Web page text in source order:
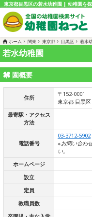
東京都目黒区の若水幼稚園 | 幼稚園を
ホーム 関東 東京都 目黒区 若水
若水幼稚園
園概要
住所
〒152-0001
東京都 目黒
最寄駅・アクセス
方法
電話番号
03-3712-5902
※お問い合わ
い。
ホームページ
設立
定員
教職員数